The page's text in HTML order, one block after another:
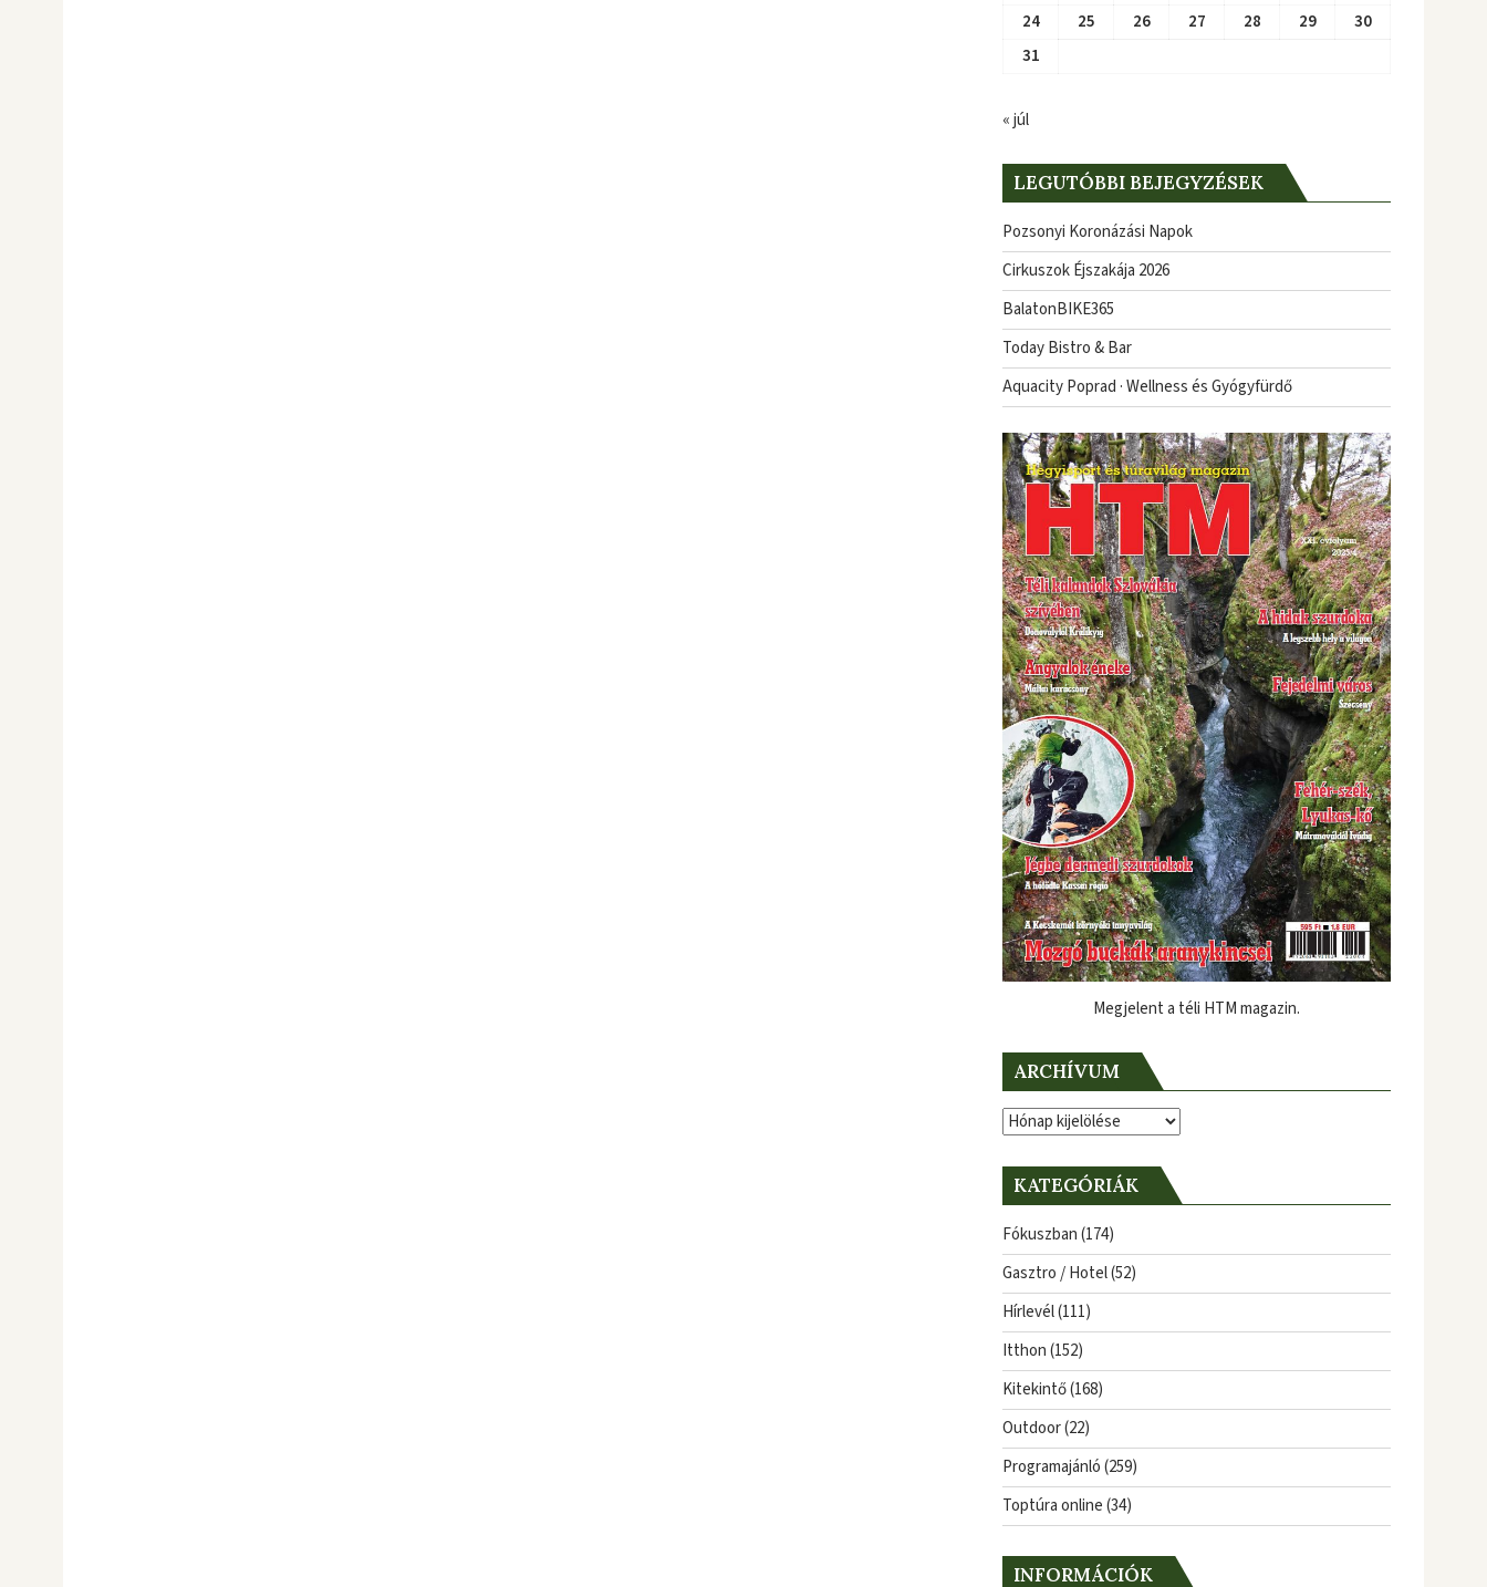
24
25 26 27 28 29
30
31
« júl
LEGUTÓBBI BEJEGYZÉSEK
Pozsonyi Koronázási Napok
Cirkuszok Éjszakája 2026
BalatonBIKE365
Today Bistro & Bar
Aquacity Poprad · Wellness és Gyógyfürdő
Megjelent a téli HTM magazin.
ARCHÍVUM
Archívum
KATEGÓRIÁK
Fókuszban(174)
Gasztro / Hotel(52)
Hírlevél(111)
Itthon(152)
Kitekintő(168)
Outdoor(22)
Programajánló(259)
Toptúra online(34)
INFORMÁCIÓK